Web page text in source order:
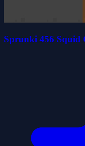
Sprunki 456 Squid